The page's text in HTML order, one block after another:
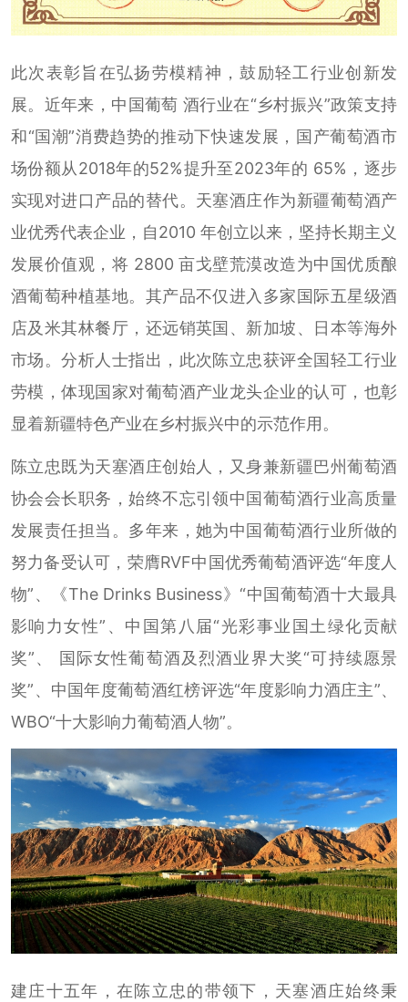
此次表彰旨在弘扬劳模精神，鼓励轻工行业创新发
展。近年来，中国葡萄 酒行业在“乡村振兴”政策支持
和“国潮”消费趋势的推动下快速发展，国产葡萄酒市
场份额从2018年的52%提升至2023年的 65%，逐步
实现对进口产品的替代。天塞酒庄作为新疆葡萄酒产
业优秀代表企业，自2010 年创立以来，坚持长期主义
发展价值观，将 2800 亩戈壁荒漠改造为中国优质酿
酒葡萄种植基地。其产品不仅进入多家国际五星级酒
店及米其林餐厅，还远销英国、新加坡、日本等海外
市场。分析人士指出，此次陈立忠获评全国轻工行业
劳模，体现国家对葡萄酒产业龙头企业的认可，也彰
显着新疆特色产业在乡村振兴中的示范作用。
陈立忠既为天塞酒庄创始人，又身兼新疆巴州葡萄酒
协会会长职务，始终不忘引领中国葡萄酒行业高质量
发展责任担当。多年来，她为中国葡萄酒行业所做的
努力备受认可，荣膺RVF中国优秀葡萄酒评选“年度人
物”、《The Drinks Business》“中国葡萄酒十大最具
影响力女性”、中国第八届“光彩事业国土绿化贡献
奖”、 国际女性葡萄酒及烈酒业界大奖“可持续愿景
奖”、中国年度葡萄酒红榜评选“年度影响力酒庄主”、
WBO“十大影响力葡萄酒人物”。
建庄十五年，在陈立忠的带领下，天塞酒庄始终秉